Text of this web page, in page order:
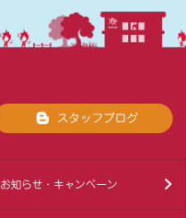
スタッフブログ
お知らせ・キャンペーン